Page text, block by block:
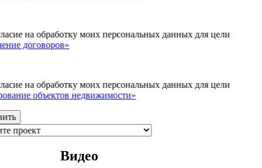
на обработку моих персональных данных для цели
договоров»
на обработку моих персональных данных для цели
объектов недвижимости»
Видео